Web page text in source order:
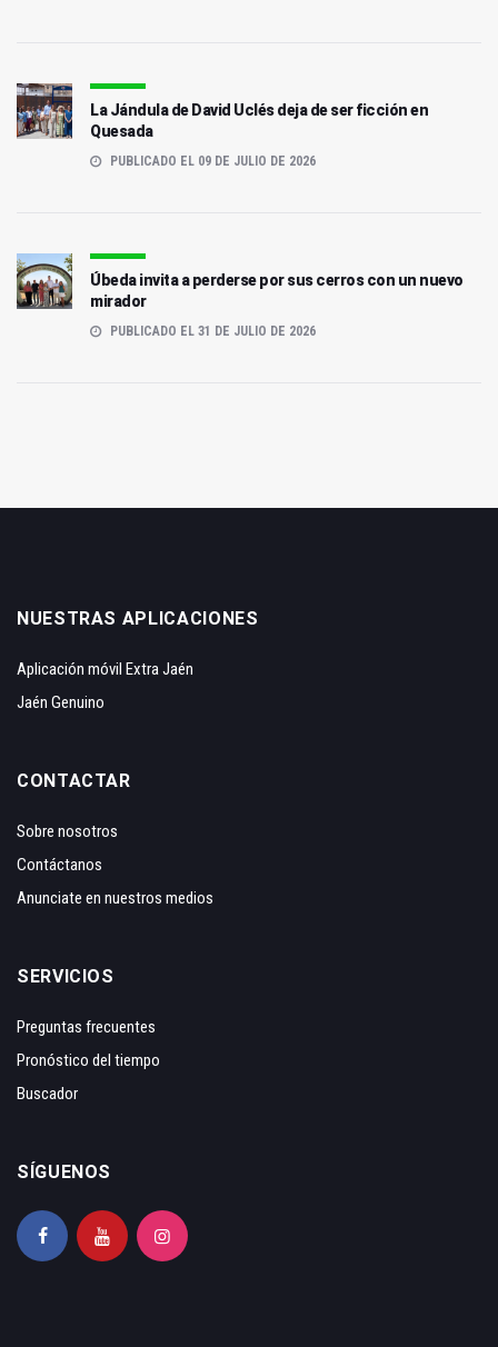
La Jándula de David Uclés deja de ser ficción en
Quesada
PUBLICADO EL 09 DE JULIO DE 2026
Úbeda invita a perderse por sus cerros con un nuevo
mirador
PUBLICADO EL 31 DE JULIO DE 2026
NUESTRAS APLICACIONES
Aplicación móvil Extra Jaén
Jaén Genuino
CONTACTAR
Sobre nosotros
Contáctanos
Anunciate en nuestros medios
SERVICIOS
Preguntas frecuentes
Pronóstico del tiempo
Buscador
SÍGUENOS